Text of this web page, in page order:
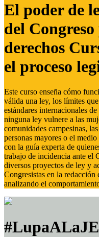
El poder de
del
derechos
el proceso
Este curso enseña cómo
válida una ley, los límites
estándares internacionales
ninguna ley vulnere a las
comunidades campesinas,
personas mayores o el
con la guía experta de
trabajo de incidencia ante el
diversos proyectos de ley y
Congresistas en la
analizando el